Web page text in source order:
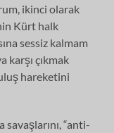
ikinci olarak
Kürt halk
sessiz kalmam
karşı çıkmak
hareketini
“anti-